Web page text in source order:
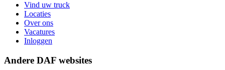
Vind uw truck
Locaties
Over ons
Vacatures
Inloggen
Andere DAF websites